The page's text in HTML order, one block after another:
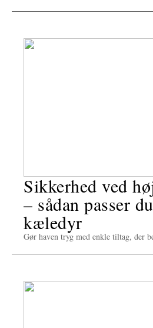
Sikkerhed ved
– sådan passer
kæledyr
Gør haven tryg med enkle tiltag, der